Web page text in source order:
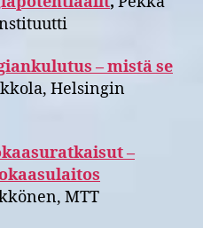
– mistä se
Helsingin
–
MTT